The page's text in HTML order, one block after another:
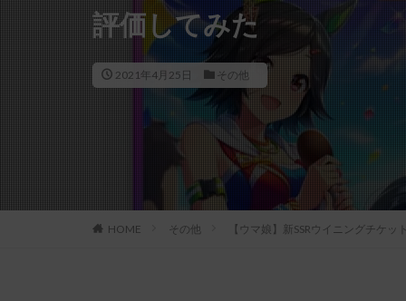
評価してみた
2021年4月25日 その他
HOME その他 【ウマ娘】新SSRウイニングチケ